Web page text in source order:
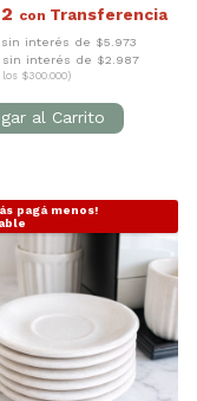
con
interés de $5.973
interés de $2.987
$300.000)
pagá menos!